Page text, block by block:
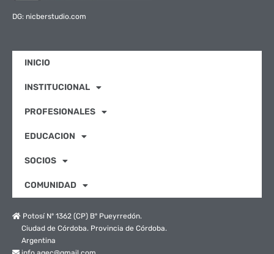
DG: nicberstudio.com
INICIO
INSTITUCIONAL
PROFESIONALES
EDUCACION
SOCIOS
COMUNIDAD
Potosí Nº 1362 (CP) Bº Pueyrredón.
Ciudad de Córdoba. Provincia de Córdoba.
Argentina